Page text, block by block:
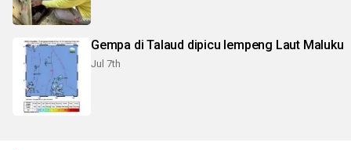
Gempa di Talaud dipicu lempeng Laut Maluku
Jul 7th